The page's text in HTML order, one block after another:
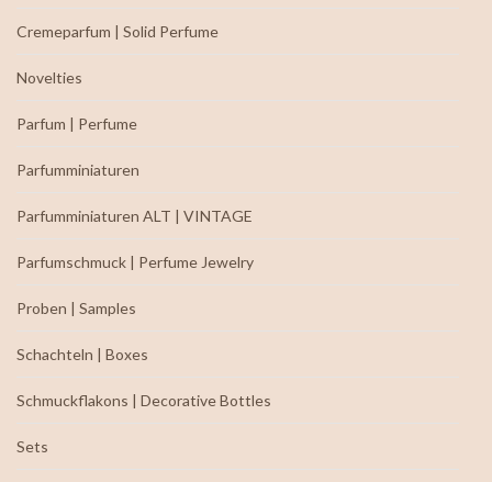
Cremeparfum | Solid Perfume
Novelties
Parfum | Perfume
Parfumminiaturen
Parfumminiaturen ALT | VINTAGE
Parfumschmuck | Perfume Jewelry
Proben | Samples
Schachteln | Boxes
Schmuckflakons | Decorative Bottles
Sets